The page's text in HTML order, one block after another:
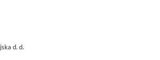
in BSC Kranj v okviru omenjenega
To je imelo pozitiven učinek na promocijo